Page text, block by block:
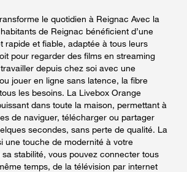
le quotidien à Reignac Avec la
de Reignac bénéficient d’une
rapide et fiable, adaptée à tous leurs
pour regarder des films en streaming
depuis chez soi avec une
jouer en ligne sans latence, la fibre
les besoins. La Livebox Orange
dans toute la maison, permettant à
de naviguer, télécharger ou partager
secondes, sans perte de qualité. La
une touche de modernité à votre
stabilité, vous pouvez connecter tous
temps, de la télévision par internet